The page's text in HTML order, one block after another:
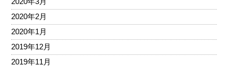
2020年2月
2020年1月
2019年12月
2019年11月